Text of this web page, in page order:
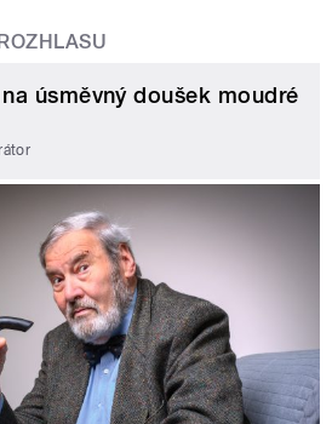
úsměvný doušek moudré